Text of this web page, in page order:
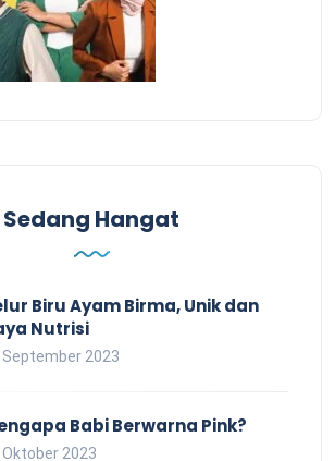
Sedang Hangat
Biru Ayam Birma, Unik dan
Nutrisi
September 2023
Babi Berwarna Pink?
2023